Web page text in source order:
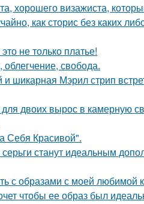
хорошего визажиста,
как сторис без каких
не только платье!
облегчение, свобода.
шикарная Мэрил стрип
двоих вырос в камерную
Себя Красивой".
станут идеальным
с образами с моей любимой
чтобы ее образ был